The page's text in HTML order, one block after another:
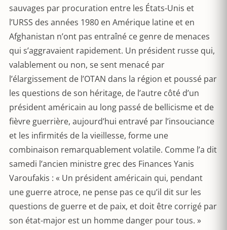
sauvages par procuration entre les États-Unis et
l’URSS des années 1980 en Amérique latine et en
Afghanistan n’ont pas entraîné ce genre de menaces
qui s’aggravaient rapidement. Un président russe qui,
valablement ou non, se sent menacé par
l’élargissement de l’OTAN dans la région et poussé par
les questions de son héritage, de l’autre côté d’un
président américain au long passé de bellicisme et de
fièvre guerrière, aujourd’hui entravé par l’insouciance
et les infirmités de la vieillesse, forme une
combinaison remarquablement volatile. Comme l’a dit
samedi l’ancien ministre grec des Finances Yanis
Varoufakis : « Un président américain qui, pendant
une guerre atroce, ne pense pas ce qu’il dit sur les
questions de guerre et de paix, et doit être corrigé par
son état-major est un homme danger pour tous. »